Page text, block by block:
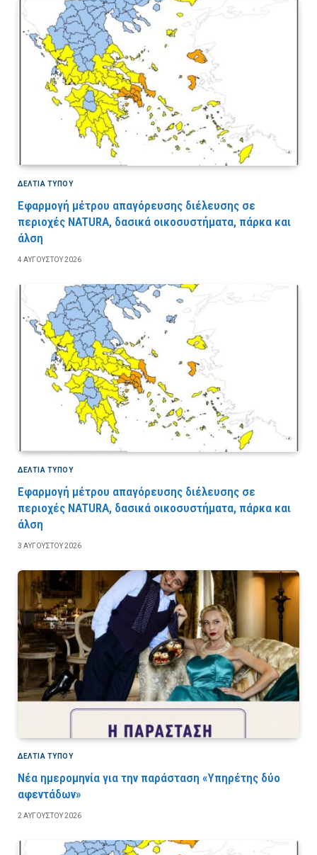
ΔΕΛΤΙΑ ΤΥΠΟΥ
Εφαρμογή μέτρου απαγόρευσης διέλευσης σε
περιοχές NATURA, δασικά οικοσυστήματα, πάρκα και
άλση
4 ΑΥΓΟΎΣΤΟΥ 2026
ΔΕΛΤΙΑ ΤΥΠΟΥ
Εφαρμογή μέτρου απαγόρευσης διέλευσης σε
περιοχές NATURA, δασικά οικοσυστήματα, πάρκα και
άλση
3 ΑΥΓΟΎΣΤΟΥ 2026
ΔΕΛΤΙΑ ΤΥΠΟΥ
Νέα ημερομηνία για την παράσταση «Υπηρέτης δύο
αφεντάδων»
2 ΑΥΓΟΎΣΤΟΥ 2026